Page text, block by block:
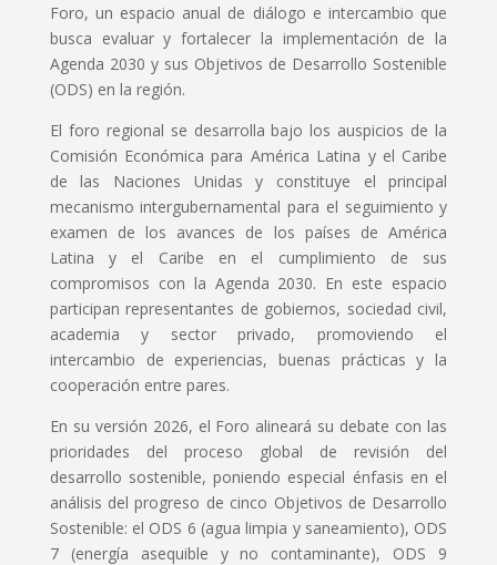
Foro, un espacio anual de diálogo e intercambio que
busca evaluar y fortalecer la implementación de la
Agenda 2030 y sus Objetivos de Desarrollo Sostenible
(ODS) en la región.
El foro regional se desarrolla bajo los auspicios de la
Comisión Económica para América Latina y el Caribe
de las Naciones Unidas y constituye el principal
mecanismo intergubernamental para el seguimiento y
examen de los avances de los países de América
Latina y el Caribe en el cumplimiento de sus
compromisos con la Agenda 2030. En este espacio
participan representantes de gobiernos, sociedad civil,
academia y sector privado, promoviendo el
intercambio de experiencias, buenas prácticas y la
cooperación entre pares.
En su versión 2026, el Foro alineará su debate con las
prioridades del proceso global de revisión del
desarrollo sostenible, poniendo especial énfasis en el
análisis del progreso de cinco Objetivos de Desarrollo
Sostenible: el ODS 6 (agua limpia y saneamiento), ODS
7 (energía asequible y no contaminante), ODS 9